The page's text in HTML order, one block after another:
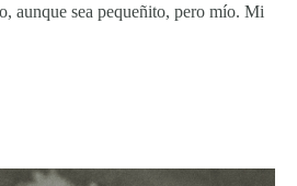
aunque sea pequeñito, pero mío. Mi